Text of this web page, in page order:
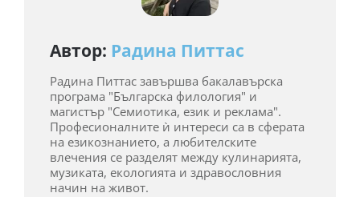
Автор: Радина Питтас
Радина Питтас завършва бакалавърска
програма "Българска филология" и
магистър "Семиотика, език и реклама".
Професионалните ѝ интереси са в сферата
на езикознанието, а любителските
влечения се разделят между кулинарията,
музиката, екологията и здравословния
начин на живот.